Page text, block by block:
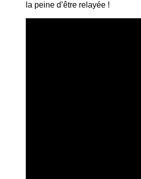
la peine d’être relayée !